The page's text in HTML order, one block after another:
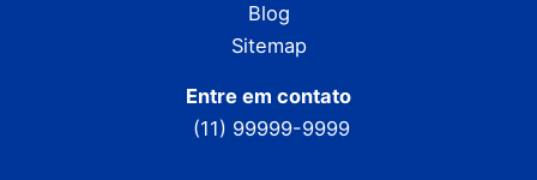
Blog
Sitemap
Entre em contato
(11) 99999-9999